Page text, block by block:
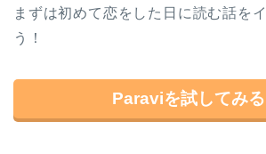
まずは初めて恋をした日に読む話を
う！
Paraviを試してみる